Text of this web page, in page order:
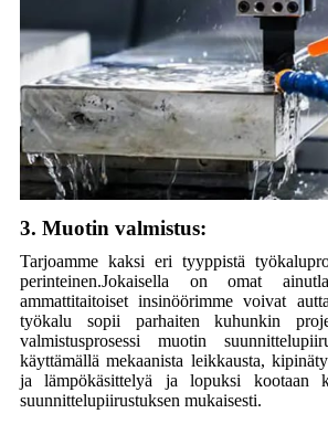
3. Muotin valmistus:
Tarjoamme kaksi eri tyyppistä
perinteinen.Jokaisella on omat
ammattitaitoiset insinöörimme voivat
työkalu sopii parhaiten kuhunkin
valmistusprosessi muotin
käyttämällä mekaanista leikkausta,
ja lämpökäsittelyä ja lopuksi kootaan
suunnittelupiirustuksen mukaisesti.